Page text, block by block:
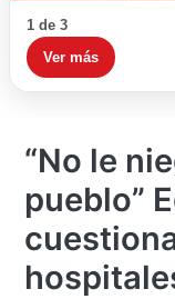
1 de 3
Ver más
“No le
pueblo”